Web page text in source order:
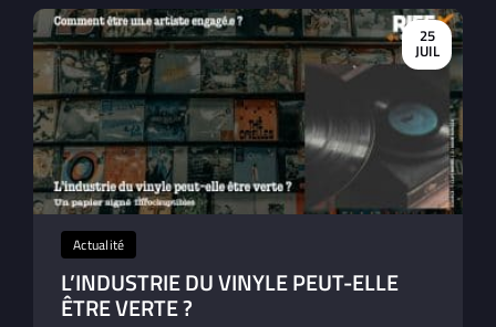
25
JUIL
Actualité
L’INDUSTRIE DU VINYLE PEUT-ELLE
ÊTRE VERTE ?